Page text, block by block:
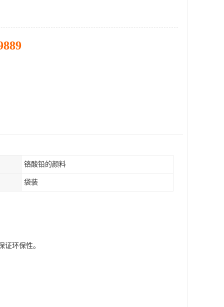
铬酸铅的颜料
袋装
环保性。